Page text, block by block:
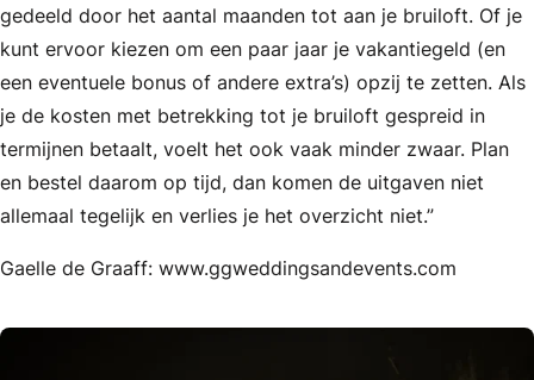
gedeeld door het aantal maanden tot aan je bruiloft. Of je
kunt ervoor kiezen om een paar jaar je vakantiegeld (en
een eventuele bonus of andere extra’s) opzij te zetten. Als
je de kosten met betrekking tot je bruiloft gespreid in
termijnen betaalt, voelt het ook vaak minder zwaar. Plan
en bestel daarom op tijd, dan komen de uitgaven niet
allemaal tegelijk en verlies je het overzicht niet.”
Gaelle de Graaff: www.ggweddingsandevents.com